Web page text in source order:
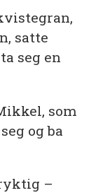
satte
seg en
som
og ba
–